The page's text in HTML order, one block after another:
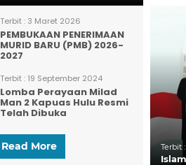
Terbit : 3 Maret 2026
PEMBUKAAN PENERIMAAN
MURID BARU (PMB) 2026-
2027
Terbit : 19 September 2024
Lomba Perayaan Milad
Man 2 Kapuas Hulu Resmi
Telah Dibuka
Read More Terbit :